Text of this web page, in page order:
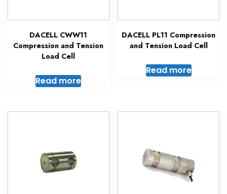
DACELL CWW11
Compression and Tension
Load Cell
Read more
DACELL PL11 Compression
and Tension Load Cell
Read more